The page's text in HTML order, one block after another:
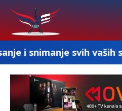
svih vaših slavlja i